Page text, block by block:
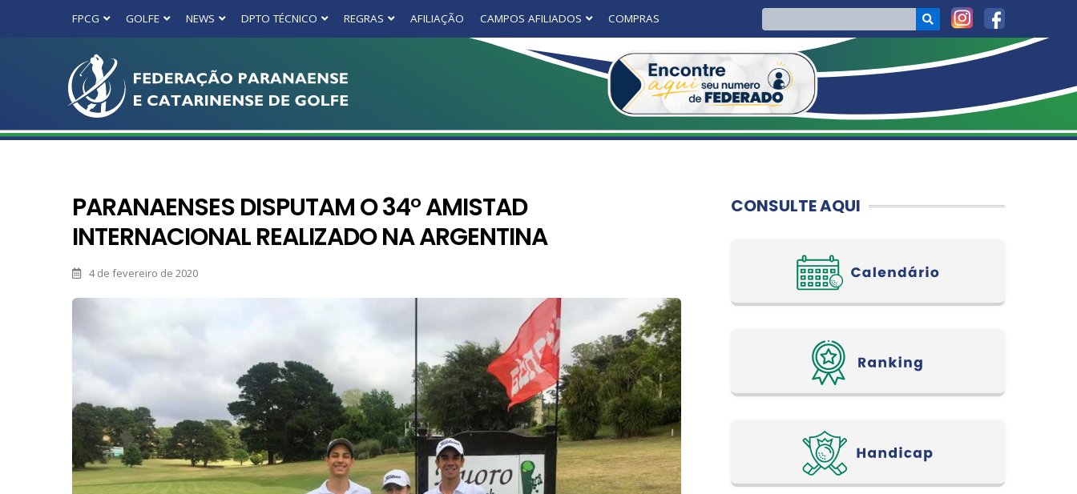
FPCG GOLFE NEWS DPTO TÉCNICO REGRAS AFILIAÇÃO CAMPOS AFILIADOS COMPRAS
PARANAENSES DISPUTAM O 34° AMISTAD
INTERNACIONAL REALIZADO NA ARGENTINA
4 de fevereiro de 2020
CONSULTE AQUI